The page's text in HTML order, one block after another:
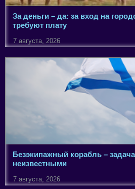
За деньги – да: за вход на
требуют плату
7 августа, 2026
Безэкипажный корабль –
неизвестными
7 августа, 2026